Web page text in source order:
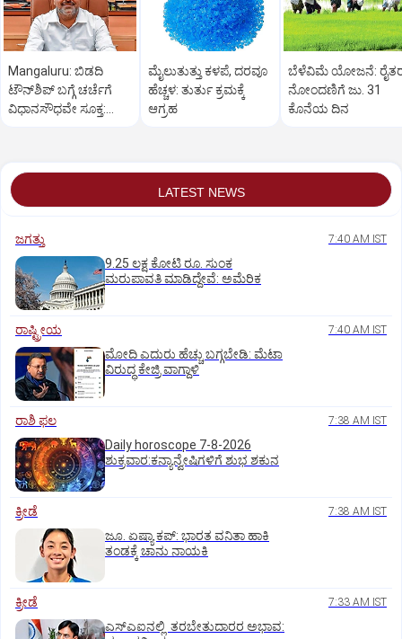
Mangaluru: ಬಿಡದಿ
ಟೌನ್‌ಶಿಪ್ ಬಗ್ಗೆ ಚರ್ಚೆಗೆ
ವಿಧಾನಸೌಧವೇ ಸೂಕ್ತ:
ಮೈಲುತುತ್ತು ಕಳಪೆ, ದರವೂ
ಹೆಚ್ಚಳ: ತುರ್ತು ಕ್ರಮಕ್ಕೆ
ಆಗ್ರಹ
ಬೆಳೆವಿಮೆ ಯೋಜನೆ:
ನೋಂದಣಿಗೆ ಜು. 31
ಕೊನೆಯ ದಿನ
LATEST NEWS
ಜಗತ್ತು 7:40 AM IST
9.25 ಲಕ್ಷ ಕೋಟಿ ರೂ. ಸುಂಕ
ಮರುಪಾವತಿ ಮಾಡಿದ್ದೇವೆ: ಅಮೆರಿಕ
ರಾಷ್ಟ್ರೀಯ 7:40 AM IST
ಮೋದಿ ಎದುರು ಹೆಚ್ಚು ಬಗ್ಗಬೇಡಿ: ಮೆಟಾ
ವಿರುದ್ಧ ಕೇಜ್ರಿ ವಾಗ್ದಾಳಿ
ರಾಶಿ ಫಲ 7:38 AM IST
Daily horoscope 7-8-2026
ಶುಕ್ರವಾರ:ಕನ್ಯಾನ್ವೇಷಿಗಳಿಗೆ ಶುಭ ಶಕುನ
ಕ್ರೀಡೆ 7:38 AM IST
ಜೂ. ಏಷ್ಯಾ ಕಪ್‌: ಭಾರತ ವನಿತಾ ಹಾಕಿ
ತಂಡಕ್ಕೆ ಚಾನು ನಾಯಕಿ
ಕ್ರೀಡೆ 7:33 AM IST
ಎಸ್‌ಎಐನಲ್ಲಿ ತರಬೇತುದಾರರ ಅಭಾವ: